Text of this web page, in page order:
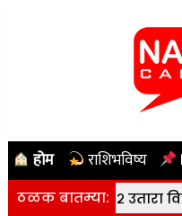
होम राशिभविष्य
ठळक बातम्या:
१२ उतारा विद्यापीठाला